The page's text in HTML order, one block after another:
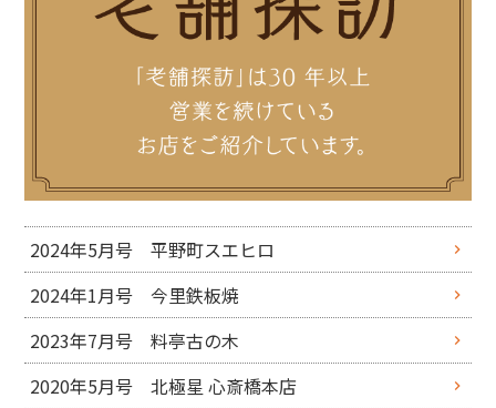
2024年5月号 平野町スエヒロ
2024年1月号 今里鉄板焼
2023年7月号 料亭古の木
2020年5月号 北極星 心斎橋本店